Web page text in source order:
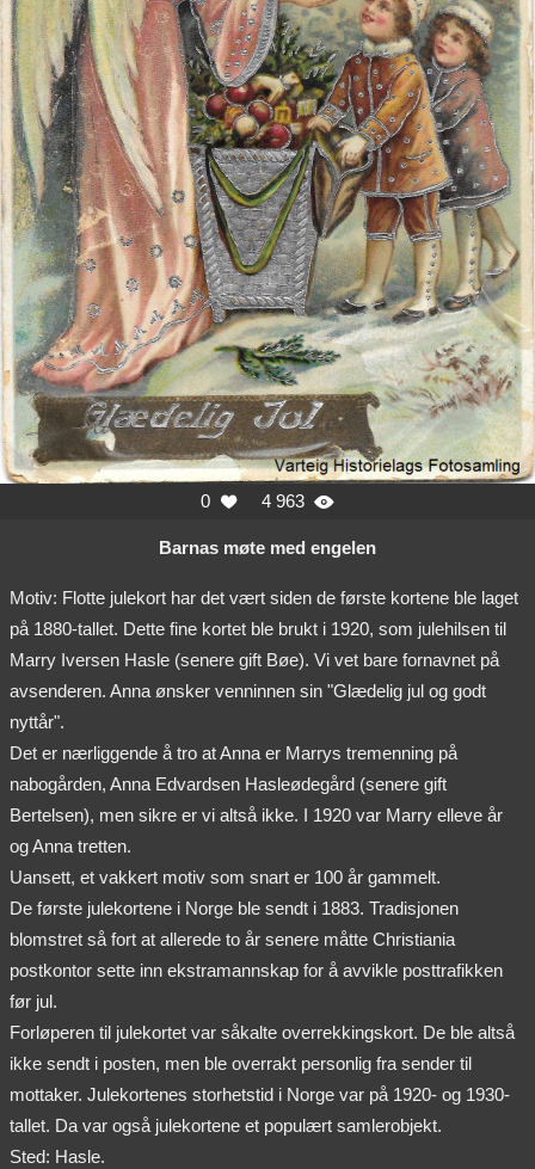
0  4 963 
Barnas møte med engelen
Motiv: Flotte julekort har det vært siden de første kortene ble laget
på 1880-tallet. Dette fine kortet ble brukt i 1920, som julehilsen til
Marry Iversen Hasle (senere gift Bøe). Vi vet bare fornavnet på
avsenderen. Anna ønsker venninnen sin "Glædelig jul og godt
nyttår".
Det er nærliggende å tro at Anna er Marrys tremenning på
nabogården, Anna Edvardsen Hasleødegård (senere gift
Bertelsen), men sikre er vi altså ikke. I 1920 var Marry elleve år
og Anna tretten.
Uansett, et vakkert motiv som snart er 100 år gammelt.
De første julekortene i Norge ble sendt i 1883. Tradisjonen
blomstret så fort at allerede to år senere måtte Christiania
postkontor sette inn ekstramannskap for å avvikle posttrafikken
før jul.
Forløperen til julekortet var såkalte overrekkingskort. De ble altså
ikke sendt i posten, men ble overrakt personlig fra sender til
mottaker. Julekortenes storhetstid i Norge var på 1920- og 1930-
tallet. Da var også julekortene et populært samlerobjekt.
Sted: Hasle.